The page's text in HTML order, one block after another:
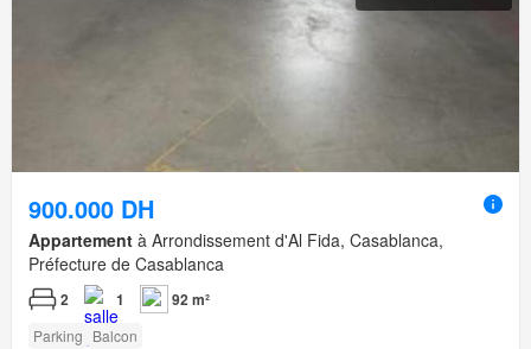
900.000 DH
Appartement à Arrondissement d'Al Fida, Casablanca,
Préfecture de Casablanca
2 1 92 m²
Parking Balcon